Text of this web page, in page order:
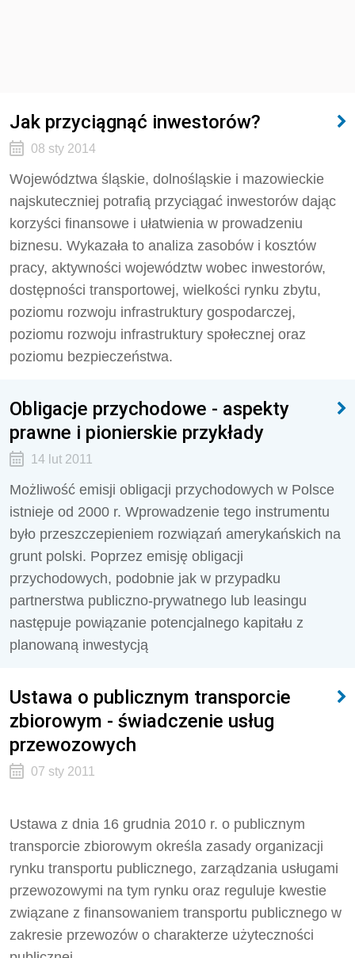
Jak przyciągnąć inwestorów?
08 sty 2014
Województwa śląskie, dolnośląskie i mazowieckie
najskuteczniej potrafią przyciągać inwestorów dając
korzyści finansowe i ułatwienia w prowadzeniu
biznesu. Wykazała to analiza zasobów i kosztów
pracy, aktywności województw wobec inwestorów,
dostępności transportowej, wielkości rynku zbytu,
poziomu rozwoju infrastruktury gospodarczej,
poziomu rozwoju infrastruktury społecznej oraz
poziomu bezpieczeństwa.
Obligacje przychodowe - aspekty
prawne i pionierskie przykłady
14 lut 2011
Możliwość emisji obligacji przychodowych w Polsce
istnieje od 2000 r. Wprowadzenie tego instrumentu
było przeszczepieniem rozwiązań amerykańskich na
grunt polski. Poprzez emisję obligacji
przychodowych, podobnie jak w przypadku
partnerstwa publiczno-prywatnego lub leasingu
następuje powiązanie potencjalnego kapitału z
planowaną inwestycją
Ustawa o publicznym transporcie
zbiorowym - świadczenie usług
przewozowych
07 sty 2011
Ustawa z dnia 16 grudnia 2010 r. o publicznym
transporcie zbiorowym określa zasady organizacji
rynku transportu publicznego, zarządzania usługami
przewozowymi na tym rynku oraz reguluje kwestie
związane z finansowaniem transportu publicznego w
zakresie przewozów o charakterze użyteczności